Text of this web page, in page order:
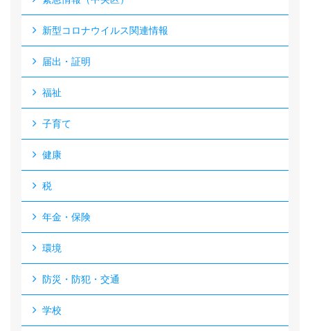
新型コロナウイルス関連情報
届出・証明
福祉
子育て
健康
税
年金・保険
環境
防災・防犯・交通
学校